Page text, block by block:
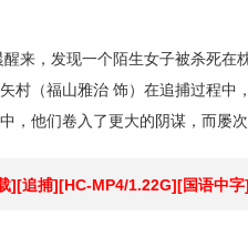
来，发现一个陌生女子被杀死
村（福山雅治 饰）在追捕过程中
，他们卷入了更大的阴谋，而屡
][追捕][HC-MP4/1.22G][国语中